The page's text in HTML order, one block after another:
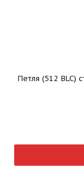
Петля (512 BLC)